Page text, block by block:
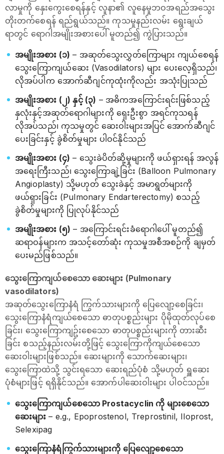
လာမှုကို နှေးကွေးစေရန်နှင့် လူနာ၏ လူနေမှုဘဝအရည်အသွေး
တိုးတက်စေရန် ရည်ရွယ်သည်။ ကုသမှုနည်းလမ်း ရွေးချယ်
ရာတွင် ရောဂါအမျိုးအစားပေါ် မူတည်၍ ကွဲပြားသည်။
အမျိုးအစား (၁) – အဆုတ်သွေးလွှတ်ကြောများ ကျယ်စေရန်
သွေးကြောကျယ်ဆေး (Vasodilators) များ ပေးလေ့ရှိသည်၊
လိုအပ်ပါက အောက်ဆီဂျင်ကုထုံးကိုလည်း အသုံးပြုသည်
အမျိုးအစား (၂) နှင့် (၃) – အဓိကအကြောင်းရင်းဖြစ်သည့်
နှလုံးနှင့်အဆုတ်ရောဂါများကို ရှေးဦးစွာ အရင်ကုသရန်
လိုအပ်သည်၊ ကုသမှုတွင် ဆေးဝါးများအပြင် အောက်ဆီဂျင်
ပေးခြင်းနှင့် ခွဲစိတ်မှုများ ပါဝင်နိုင်သည်
အမျိုးအစား (၄) – သွေးခဲပိတ်ဆို့မှုများကို ဖယ်ရှားရန် အလွန်
အရေးကြီးသည်၊ သွေးကြောချဲ့ခြင်း (Balloon Pulmonary
Angioplasty) သို့မဟုတ် သွေးခဲနှင့် အမာရွတ်များကို
ဖယ်ရှားခြင်း (Pulmonary Endarterectomy) စသည့်
ခွဲစိတ်မှုများကို ပြုလုပ်နိုင်သည်
အမျိုးအစား (၅) – အကြောင်းရင်းခံရောဂါပေါ် မူတည်၍
ဆရာဝန်များက အသင့်တော်ဆုံး ကုသမှုအစီအစဉ်ကို ချမှတ်
ပေးမည်ဖြစ်သည်။
သွေးကြောကျယ်စေသော ဆေးများ (Pulmonary
vasodilators)
အဆုတ်သွေးကြောနံရံ ကြွက်သားများကို ပြေလျော့စေခြင်း၊
သွေးကြောနံရံကျယ်စေသော ဓာတုပစ္စည်းများ ပိုမိုထုတ်လုပ်စေ
ခြင်း၊ သွေးကြောကျဥ်းစေသော ဓာတုပစ္စည်းများကို တားဆီး
ခြင်း စသည့်နည်းလမ်းတို့ဖြင့် သွေးကြောကိုကျယ်စေသော
ဆေးဝါးများဖြစ်သည်။ ‌ဆေးများကို သောက်ဆေးများ၊
သွေးကြောထဲသို့ သွင်းရသော ဆေးရည်ပုံစံ သို့မဟုတ် ရှူဆေး
ပုံစံများဖြင့် ရရှိနိုင်သည်။ အောက်ပါဆေးဝါးများ ပါဝင်သည်။
သွေးကြောကျယ်စေသော Prostacyclin ကို များစေသော
ဆေးများ – e.g., Epoprostenol, Treprostinil, Iloprost,
Selexipag
သွေးကြောနံရံကြွက်သားများကို ပြေလျော့စေသော